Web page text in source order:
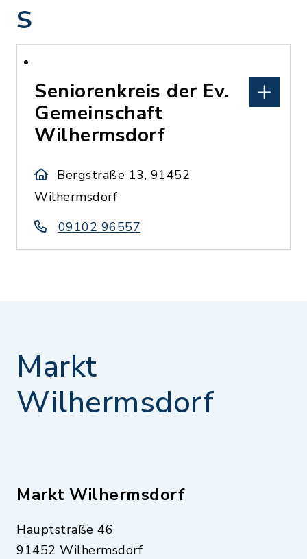
S
Seniorenkreis der Ev.
Gemeinschaft
Wilhermsdorf
Bergstraße 13, 91452
Wilhermsdorf
09102 96557
Markt
Wilhermsdorf
Markt Wilhermsdorf
Hauptstraße 46
91452 Wilhermsdorf